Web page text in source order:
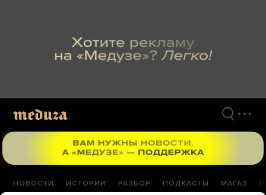
НОВОСТИ ИСТОРИИ РАЗБОР ПОДКАСТЫ МАГАЗ